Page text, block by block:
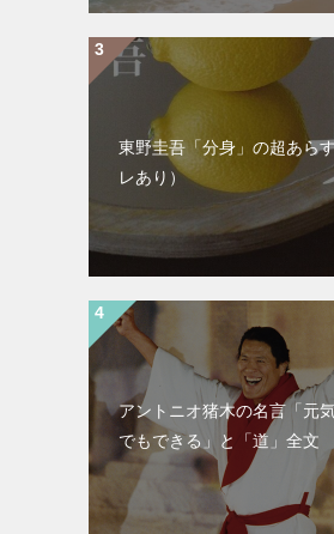
東野圭吾「分身」の超あら
レあり）
アントニオ猪木の名言「元
でもできる」と「道」全文